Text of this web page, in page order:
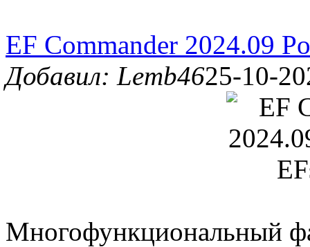
EF Commander 2024.09
Добавил: Lemb4625-10-
Многофункциональный